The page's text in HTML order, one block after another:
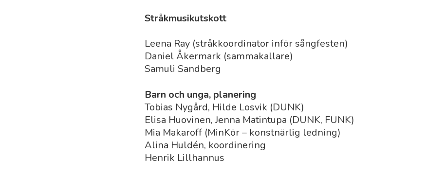
Stråkmusikutskott
Leena Ray (stråkkoordinator inför sångfesten)
Daniel Åkermark (sammakallare)
Samuli Sandberg
Barn och unga, planering
Tobias Nygård, Hilde Losvik (DUNK)
Elisa Huovinen, Jenna Matintupa (DUNK, FUNK)
Mia Makaroff (MinKör – konstnärlig ledning)
Alina Huldén, koordinering
Henrik Lillhannus